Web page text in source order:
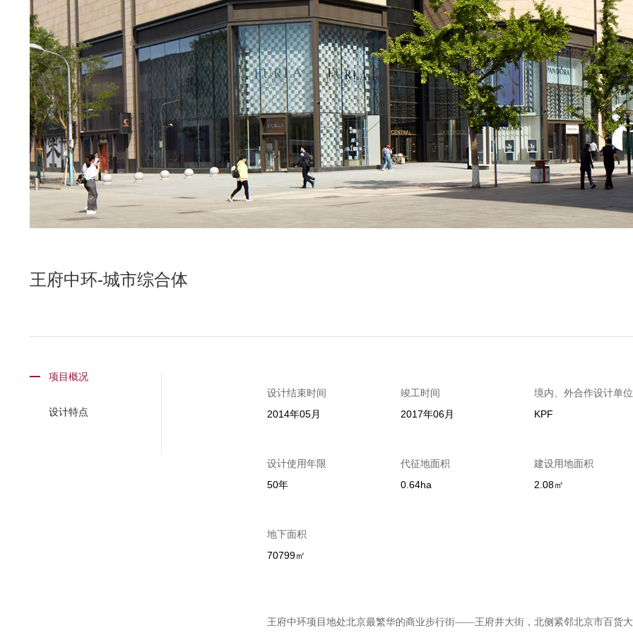
王府中环-城市综合体
项目概况
设计特点
设计结束时间
2014年05月
竣工时间
2017年06月
境内、外合作设计单位
KPF
设计使用年限
50年
代征地面积
0.64ha
建设用地面积
2.08㎡
地下面积
70799㎡
王府中环项目地处北京最繁华的商业步行街——王府井大街，北侧紧邻北京市百货